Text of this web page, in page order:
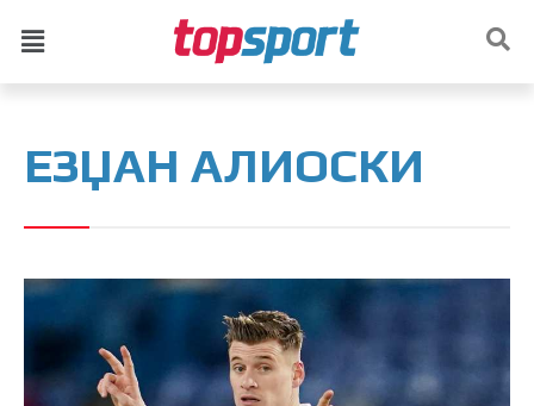
ЕЗЏАН АЛИОСКИ